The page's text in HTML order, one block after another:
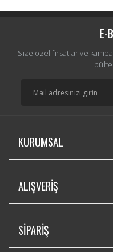
E-
Size özel fırsatlar ve
KURUMSAL
ALIŞVERİŞ
SİPARİŞ